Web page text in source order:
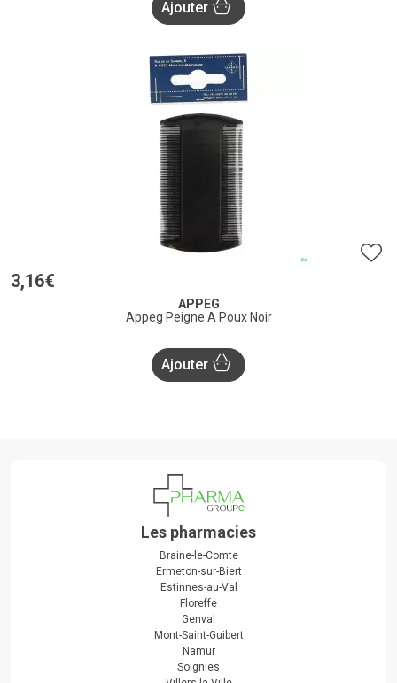
Ajouter
3,16€
APPEG
Appeg Peigne A Poux Noir
Ajouter
Les pharmacies
Braine-le-Comte
Ermeton-sur-Biert
Estinnes-au-Val
Floreffe
Genval
Mont-Saint-Guibert
Namur
Soignies